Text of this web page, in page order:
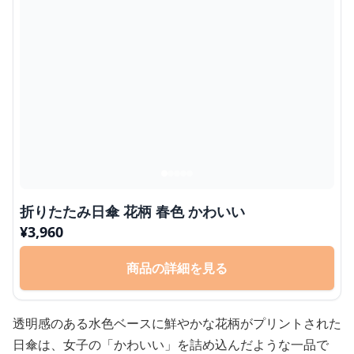
折りたたみ日傘 花柄 春色 かわいい
¥3,960
商品の詳細を見る
透明感のある水色ベースに鮮やかな花柄がプリントされた
日傘は、女子の「かわいい」を詰め込んだような一品で